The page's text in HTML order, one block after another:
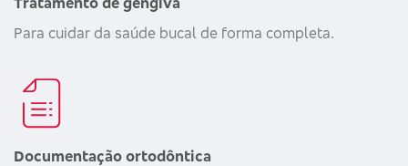
Para cuidar da saúde bucal de forma completa.
Documentação ortodôntica